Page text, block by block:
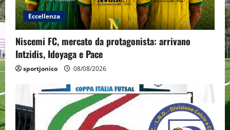
Eccellenza
Niscemi FC, mercato da protagonista: arrivano
Intzidis, Idoyaga e Pace
sportjonico 08/08/2026